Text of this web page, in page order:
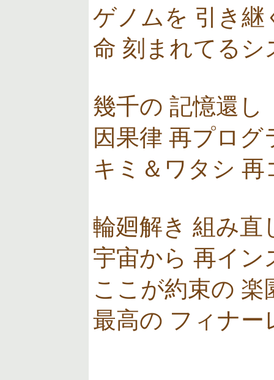
ゲノムを 引き継
命 刻まれてる
幾千の 記憶還し
因果律 再プログ
キミ＆ワタシ 再
輪廻解き 組み直
宇宙から 再イン
ここが約束の 楽
最高の フィナー